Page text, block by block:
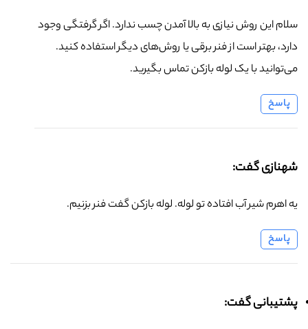
سلام این روش نیازی به بالا آمدن چسب ندارد. اگر گرفتگی وجود
دارد، بهتر است از فنر برقی یا روش‌های دیگر استفاده کنید.
می‌توانید با یک لوله بازکن تماس بگیرید.
پاسخ
شهنازی گفت:
یه اهرم شیر آب افتاده تو لوله. لوله بازکن گفت فنر بزنیم.
پاسخ
پشتیبانی گفت: